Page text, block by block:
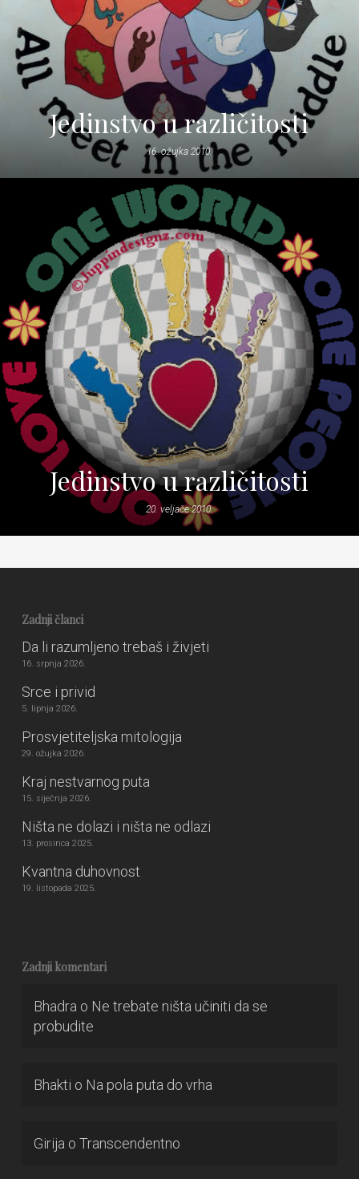
Jedinstvo u različitosti
16. ožujka 2010.
Jedinstvo u različitosti
20. veljače 2010.
Zadnji članci
Da li razumljeno trebaš i živjeti
16. srpnja 2026.
Srce i privid
5. lipnja 2026.
Prosvjetiteljska mitologija
29. ožujka 2026.
Kraj nestvarnog puta
15. siječnja 2026.
Ništa ne dolazi i ništa ne odlazi
13. prosinca 2025.
Kvantna duhovnost
19. listopada 2025.
Zadnji komentari
Bhadra o Ne trebate ništa učiniti da se
probudite
Bhakti o Na pola puta do vrha
Girija o Transcendentno